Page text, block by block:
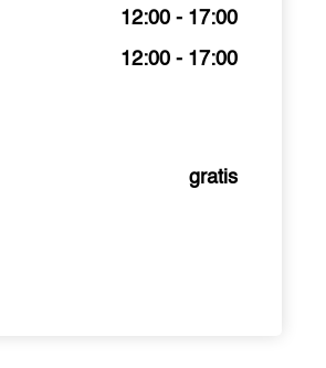
12:00 - 17:00
12:00 - 17:00
gratis